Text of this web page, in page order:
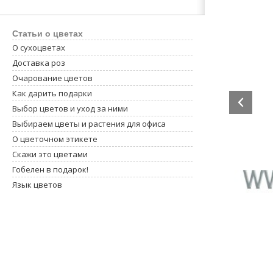
Статьи о цветах
О сухоцветах
Доставка роз
Очарование цветов
Как дарить подарки
Выбор цветов и уход за ними
Выбираем цветы и растения для офиса
О цветочном этикете
Скажи это цветами
Гобелен в подарок!
Язык цветов